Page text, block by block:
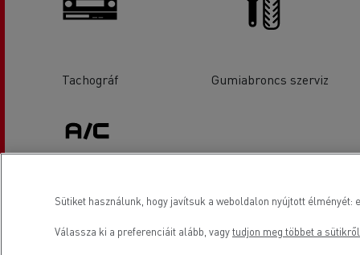
Tachográf Gumiabroncs szerviz
Légkondícionálás
Sütiket használunk, hogy javítsuk a weboldalon nyújtott
Válassza ki a preferenciáit alább, vagytudjon meg többet a